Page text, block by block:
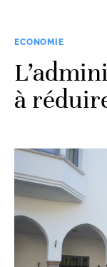
ECONOMIE
à